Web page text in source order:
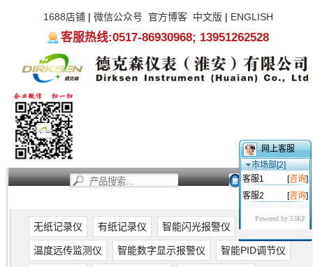
1688店铺| 微信公众号 官方博客 中文版 | ENGLISH
客服热线:0517-86930968; 13951262528
无纸记录仪 有纸记录仪 智能闪光报警仪
温度远传监测仪 智能数字显示报警仪 智能PID调节仪
网上客服
市场部[2]
客服1
[咨询]
客服2
[咨询]
Powered by 53KF